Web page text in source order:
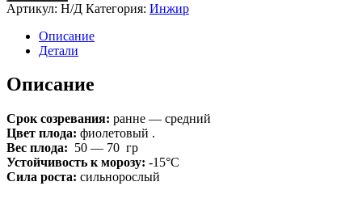
Артикул: Н/Д Категория: Инжир
Описание
Детали
Описание
Срок созревания: ранне — средний
Цвет плода: фиолетовый .
Вес плода: 50 — 70 гр
Устойчивость к морозу: -15°С
Сила роста: сильнорослый